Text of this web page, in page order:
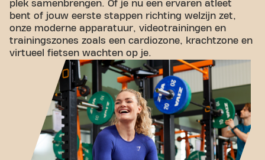
plek samenbrengen. Of je nu een ervaren atleet
bent of jouw eerste stappen richting welzijn zet,
onze moderne apparatuur, videotrainingen en
trainingszones zoals een cardiozone, krachtzone en
virtueel fietsen wachten op je.